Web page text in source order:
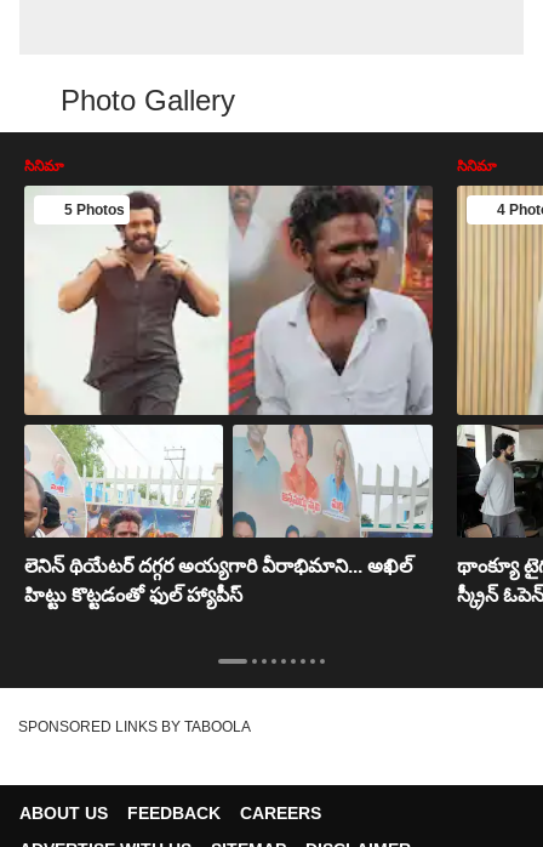
Photo Gallery
సినిమా
5 Photos
లెనిన్ థియేటర్ దగ్గర అయ్యగారి వీరాభిమాని... అఖిల్
హిట్టు కొట్టడంతో ఫుల్ హ్యాపీస్
సినిమా
4
థాంక్యూ
స్క్రీన్ ఓపెన్
SPONSORED LINKS BY TABOOLA
ABOUT US FEEDBACK
CAREERS